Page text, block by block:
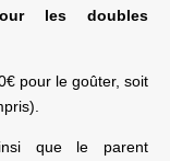
les doubles
pour le goûter, soit
que le parent